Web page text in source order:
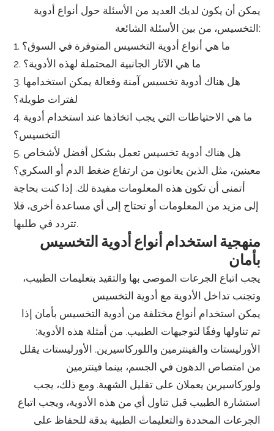
يمكن أن يكون لديك العديد من الأسئلة حول أنواع أدوية
التخسيس، من بين الأسئلة الشائعة:
1. ما هي أنواع أدوية التخسيس المتوفرة في السوق؟
2. ما هي الآثار الجانبية المحتملة لهذه الأدوية؟
3. هل هناك أدوية تخسيس آمنة وفعالة يمكن استخدامها
لفترات طويلة؟
4. ما هي الاحتياطات التي يجب اتخاذها عند استخدام أدوية
التخسيس؟
5. هل هناك أدوية تخسيس تعمل بشكل أفضل لأشخاص
معينين، مثل الذين يعانون من ارتفاع ضغط الدم أو السكري؟
أتمنى أن تكون هذه المعلومات مفيدة لك. إذا كنت بحاجة
إلى مزيد من المعلومات أو تحتاج إلى أي مساعدة أخرى، فلا
تتردد في طلبها.
منهجية استخدام أنواع أدوية التخسيس
بأمان
يجب اتباع الجرعات الموصى بها والتقيد بتعليمات الطبيب،
وتجنب تداخل الأدوية مع أدوية التخسيس
يمكن استخدام أنواع مختلفة من أدوية التخسيس بأمان إذا
تم تناولها وفقًا لتوجيهات الطبيب. من أمثلة هذه الأدوية:
الأورليستات والفينترمين واللوركاسيرين. الأورليستات يقلل
من امتصاص الدهون في الجسم، بينما فينترمين
ولوركاسيرين يعملان على تقليل الشهية. ومع ذلك، يجب
استشارة الطبيب قبل تناول أي من هذه الأدوية، ويجب اتباع
الجرعات المحددة والتعليمات الطبية بدقة للحفاظ على